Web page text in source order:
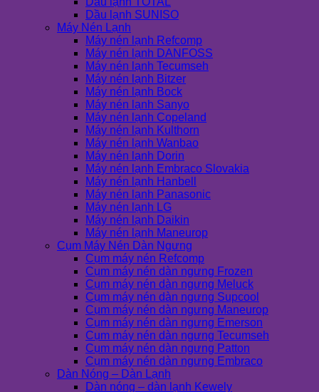
Dầu lạnh SUNISO
Máy Nén Lạnh
Máy nén lạnh Refcomp
Máy nén lạnh DANFOSS
Máy nén lạnh Tecumseh
Máy nén lạnh Bitzer
Máy nén lạnh Bock
Máy nén lạnh Sanyo
Máy nén lạnh Copeland
Máy nén lạnh Kulthorn
Máy nén lạnh Wanbao
Máy nén lạnh Dorin
Máy nén lạnh Embraco Slovakia
Máy nén lạnh Hanbell
Máy nén lạnh Panasonic
Máy nén lạnh LG
Máy nén lạnh Daikin
Máy nén lạnh Maneurop
Cụm Máy Nén Dàn Ngưng
Cụm máy nén Refcomp
Cụm máy nén dàn ngưng Frozen
Cụm máy nén dàn ngưng Meluck
Cụm máy nén dàn ngưng Supcool
Cụm máy nén dàn ngưng Maneurop
Cụm máy nén dàn ngưng Emerson
Cụm máy nén dàn ngưng Tecumseh
Cụm máy nén dàn ngưng Patton
Cụm máy nén dàn ngưng Embraco
Dàn Nóng – Dàn Lạnh
Dàn nóng – dàn lạnh Kewely